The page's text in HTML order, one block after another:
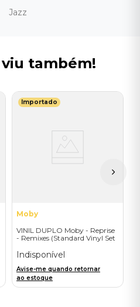
Jazz
também!
Importado
Moby
VINIL DUPLO Moby - Reprise
- Remixes (Standard Vinyl Set
Indisponível
Avise-me quando retornar
ao estoque